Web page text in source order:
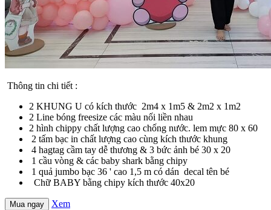
Thông tin chi tiết :
2 KHUNG U có kích thước 2m4 x 1m5 & 2m2 x 1m2
2 Line bóng freesize các màu nối liền nhau
2 hình chippy chất lượng cao chống nước. lem mực 80 x 60
2 tấm bạc in chất lượng cao cùng kích thước khung
4 hagtag cầm tay dễ thương & 3 bức ảnh bé 30 x 20
1 cầu vòng & các baby shark bằng chipy
1 quả jumbo bạc 36 ' cao 1,5 m có dán decal tên bé
Chữ BABY bằng chipy kích thước 40x20
Mua ngay Xem